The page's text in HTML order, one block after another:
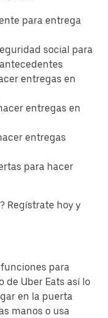
para entrega
social para
entregas en
entregas en
entregas
para hacer
Regístrate hoy y
para
de Uber Eats así lo
en la puerta
manos o usa